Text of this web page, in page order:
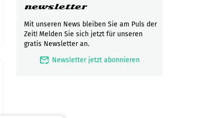
newsletter
Mit unseren News bleiben Sie am Puls der
Zeit! Melden Sie sich jetzt für unseren
gratis Newsletter an.
mark_email_read Newsletter jetzt abonnieren